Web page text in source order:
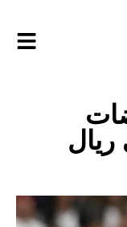
ريال